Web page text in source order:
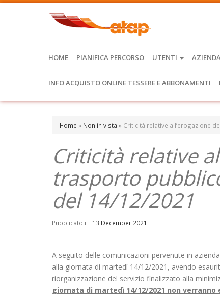
HOME PIANIFICA PERCORSO UTENTI
INFO ACQUISTO ONLINE TESSERE E ABBONAMENTI
Home » Non in vista » Criticità relative all’erogazione
Criticità relative
trasporto
del 14/12/2021
Pubblicato il : 13 December 2021
A seguito delle comunicazioni pervenute in
alla giornata di martedì 14/12/2021, avendo
riorganizzazione del servizio finalizzato alla
giornata di martedì 14/12/2021 non